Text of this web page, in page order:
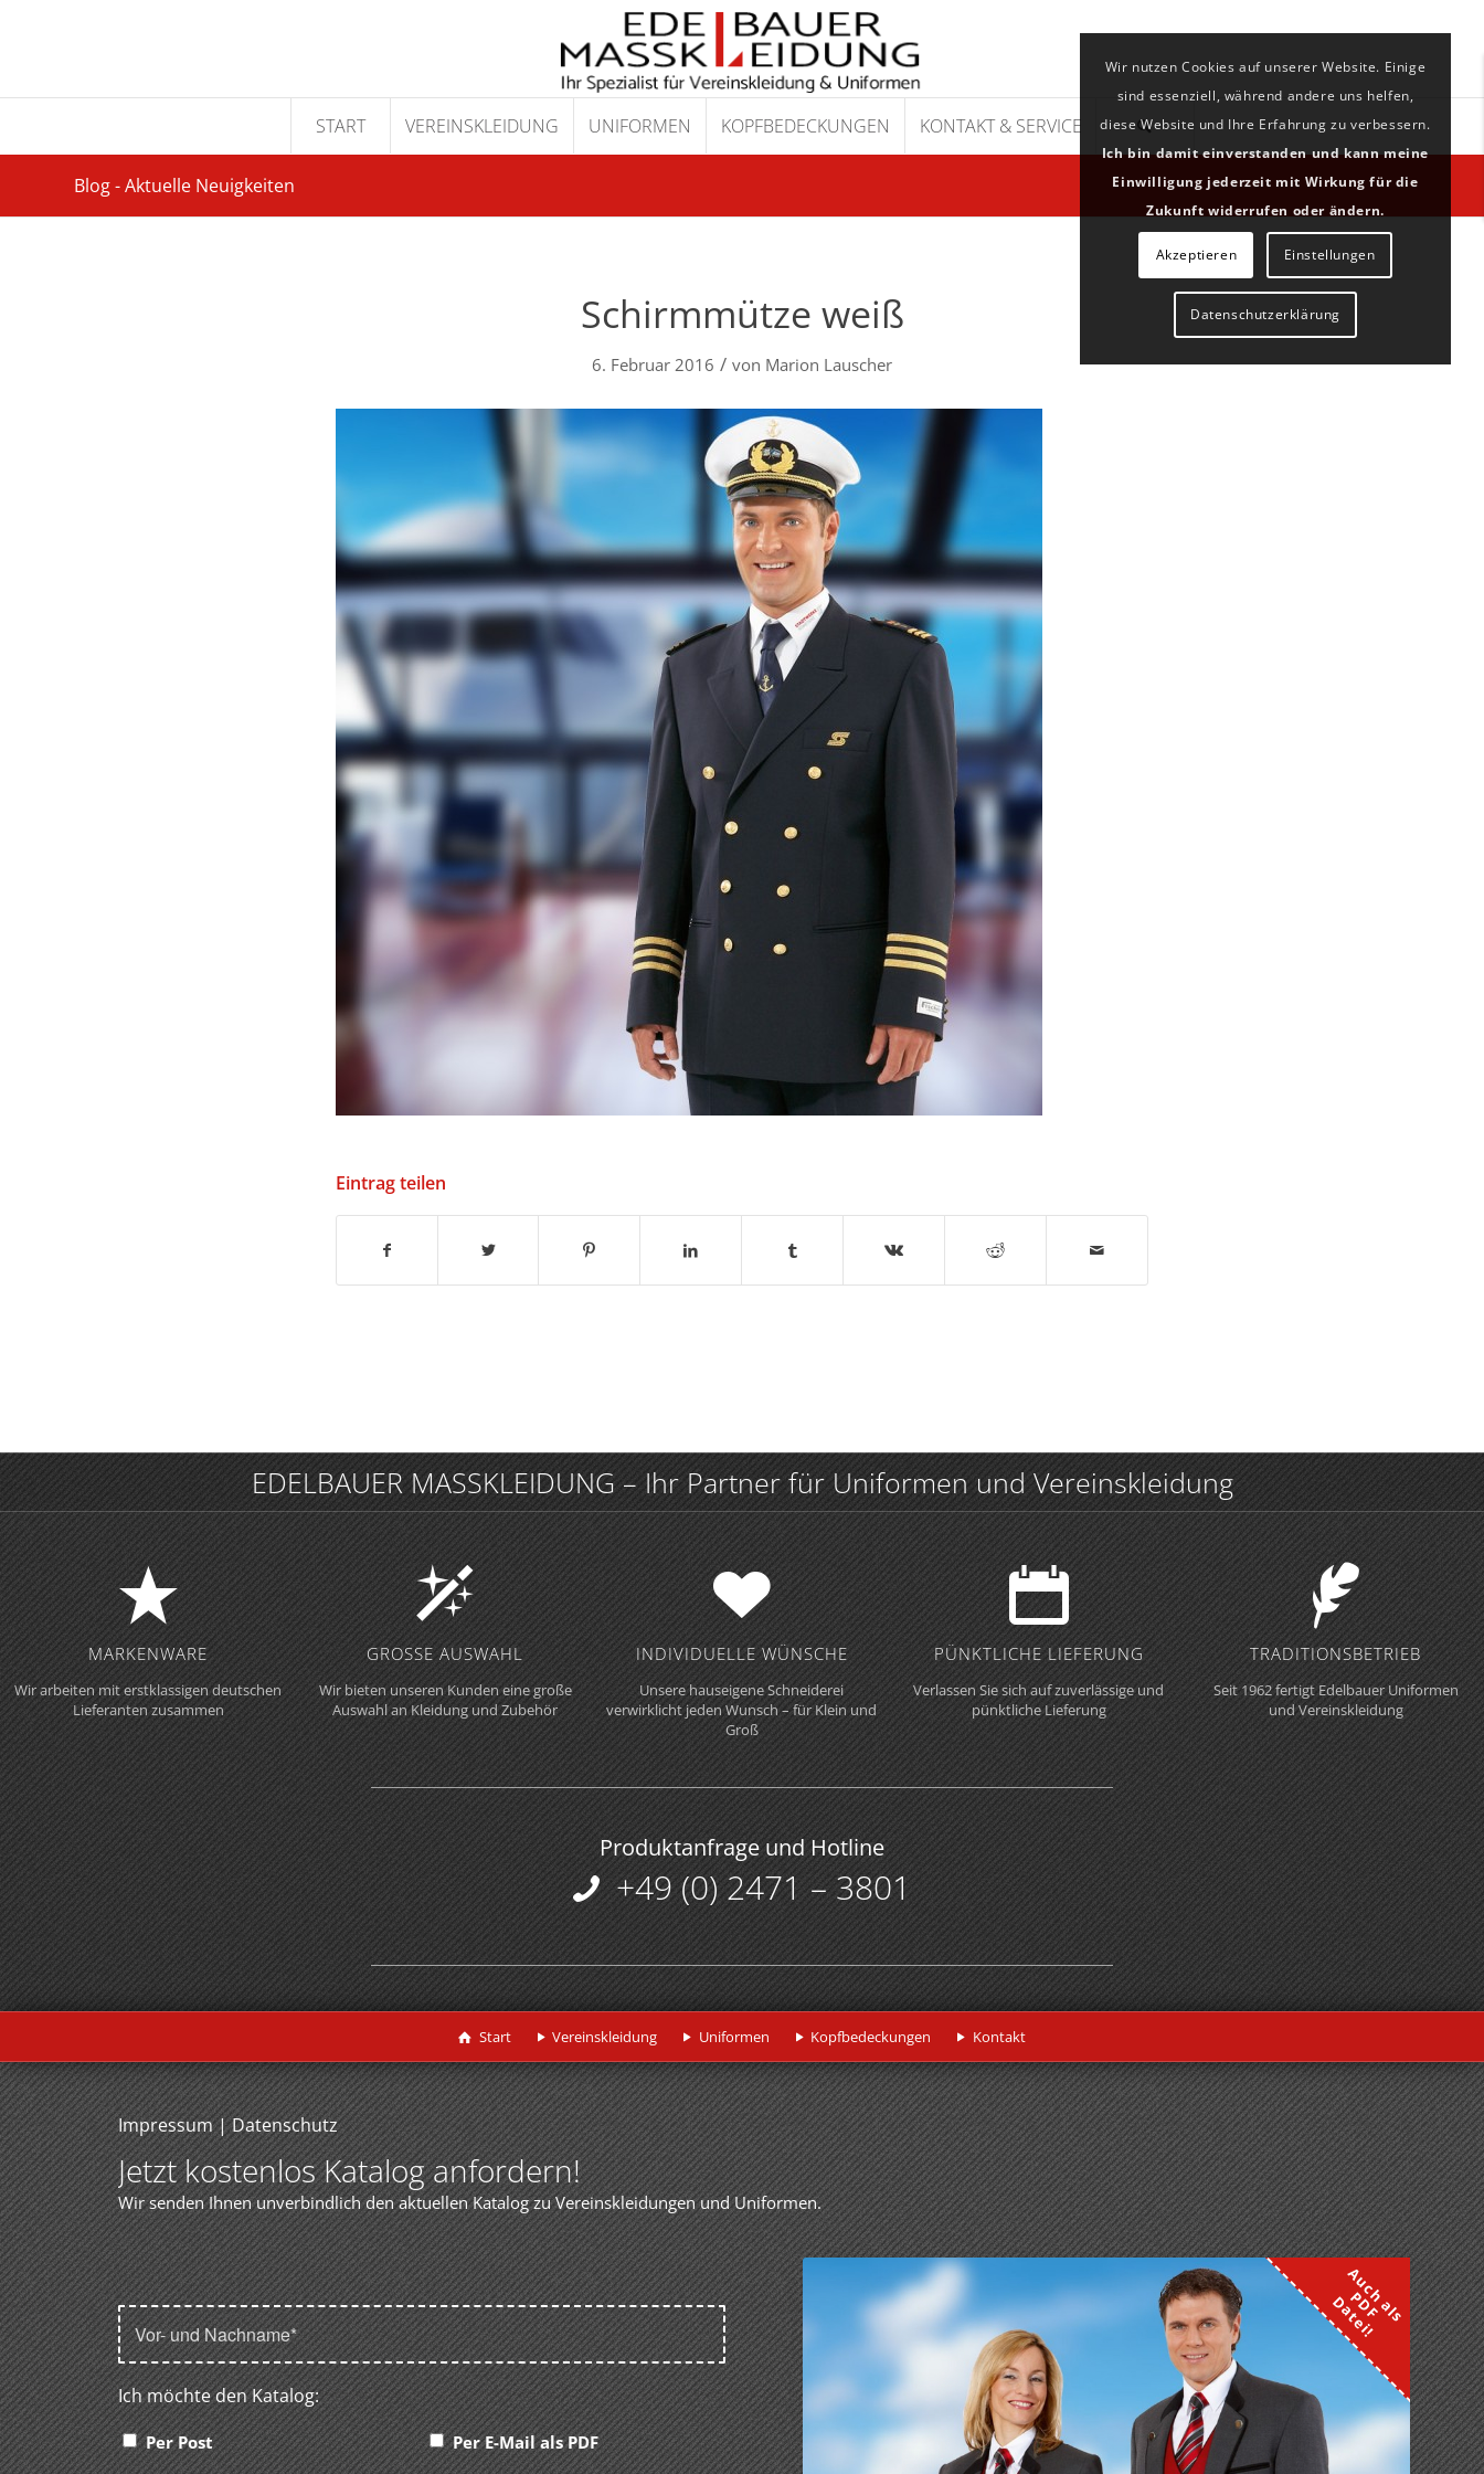
START VEREINSKLEIDUNG UNIFORMEN KOPFBEDECKUNGEN KONTAKT & SERVICE
Blog - Aktuelle Neuigkeiten
Schirmmütze weiß
6. Februar 2016 / von Marion Lauscher
Eintrag teilen
EDELBAUER MASSKLEIDUNG – Ihr Partner für Uniformen und Vereinskleidung
MARKENWARE
Wir arbeiten mit erstklassigen deutschen
Lieferanten zusammen
GROSSE AUSWAHL
Wir bieten unseren Kunden eine große
Auswahl an Kleidung und Zubehör
INDIVIDUELLE WÜNSCHE
Unsere hauseigene Schneiderei
verwirklicht jeden Wunsch – für Klein und
Groß
PÜNKTLICHE LIEFERUNG
Verlassen Sie sich auf zuverlässige und
pünktliche Lieferung
TRADITIONS­BETRIEB
Seit 1962 fertigt Edelbauer Uniformen
und Vereinskleidung
Produktanfrage und Hotline
+49 (0) 2471 – 3801
Start Vereinskleidung Uniformen Kopfbedeckungen Kontakt
Impressum|Datenschutz
Jetzt kostenlos Katalog anfordern!
Wir senden Ihnen unverbindlich den aktuellen Katalog zu Vereinskleidungen und Uniformen.
Ich möchte den Katalog:
Per Post Per E-Mail als PDF
Wir nutzen Cookies auf unserer Website. Einige
sind essenziell, während andere uns helfen,
diese Website und Ihre Erfahrung zu verbessern.
Ich bin damit einverstanden und kann meine
Einwilligung jederzeit mit Wirkung für die
Zukunft widerrufen oder ändern.
Akzeptieren Einstellungen
Datenschutzerklärung